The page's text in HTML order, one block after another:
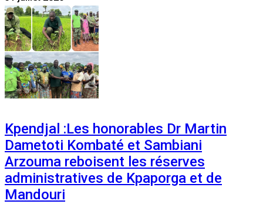
Kpendjal :Les honorables Dr Martin
Dametoti Kombaté et Sambiani
Arzouma reboisent les réserves
administratives de Kpaporga et de
Mandouri